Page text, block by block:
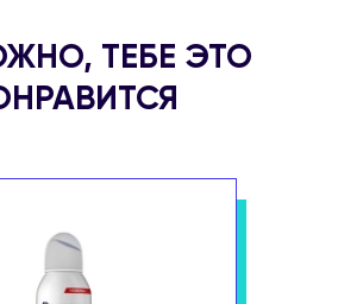
ТЕБЕ ЭТО